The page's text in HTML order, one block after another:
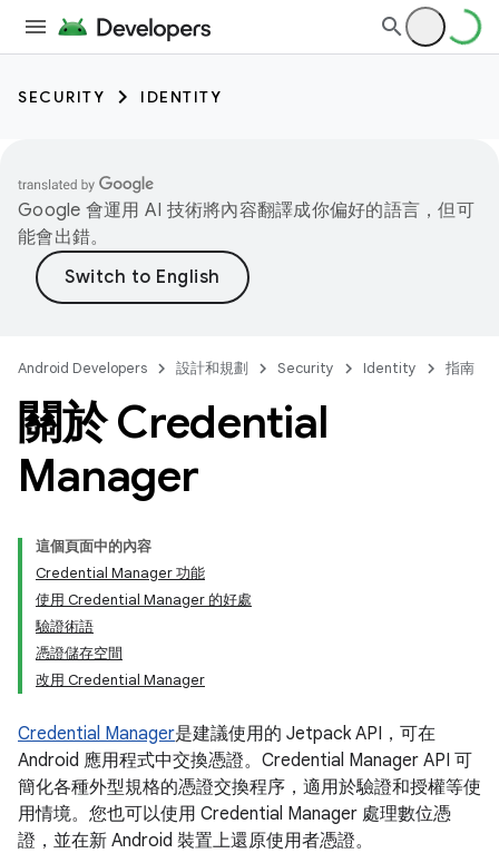
SECURITY IDENTITY
Google 會運用 AI 技術將內容翻譯成你偏好的語言，但可
能會出錯。
Android Developers 設計和規劃 Security Identity 指南
關於 Credential
Manager
這個頁面中的內容
Credential Manager 功能
使用 Credential Manager 的好處
驗證術語
憑證儲存空間
改用 Credential Manager
Credential Manager是建議使用的 Jetpack API，可在
Android 應用程式中交換憑證。Credential Manager API 可
簡化各種外型規格的憑證交換程序，適用於驗證和授權等使
用情境。您也可以使用 Credential Manager 處理數位憑
證，並在新 Android 裝置上還原使用者憑證。